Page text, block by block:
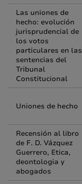
Las uniones de
hecho: evolución
jurisprudencial de
los votos
particulares en las
sentencias del
Tribunal
Constitucional
Uniones de hecho
Recensión al libro
de F. D. Vázquez
Guerrero, Etica,
deontologia y
abogados